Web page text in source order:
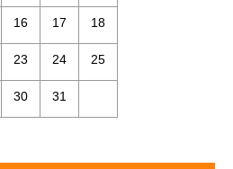
16 17 18
23 24 25
30 31